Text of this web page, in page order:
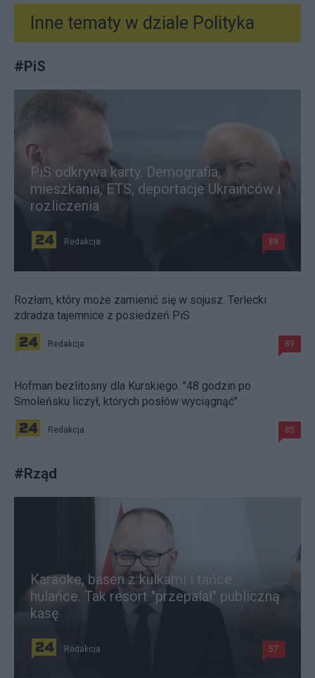
Inne tematy w dziale Polityka
#PiS
PiS odkrywa karty. Demografia,
mieszkania, ETS, deportacje Ukraińców i
rozliczenia
Redakcja 89
Rozłam, który może zamienić się w sojusz. Terlecki
zdradza tajemnice z posiedzeń PiS
Redakcja 89
Hofman bezlitosny dla Kurskiego. "48 godzin po
Smoleńsku liczył, których posłów wyciągnąć"
Redakcja 85
#Rząd
Karaoke, basen z kulkami i tańce
hulańce. Tak resort "przepalał" publiczną
kasę
Redakcja 57